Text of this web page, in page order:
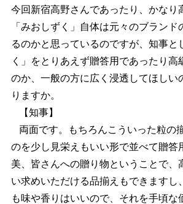
今回新宿高野さんであったり、かなり
「みおしずく」自体は元々のブランド
るのかと思っているのですが、知事と
く」をとりあえず贈答用であったり高
のか、一般の方に広く浸透してほしい
りますか。
【知事】
両面です。もちろんこういった粒の
のを少し見栄えもいい形で並べて贈答
美、皆さんへの贈り物ということで、
い求めいただける品揃えもできますし
も味や香りはいいので、それを手頃な